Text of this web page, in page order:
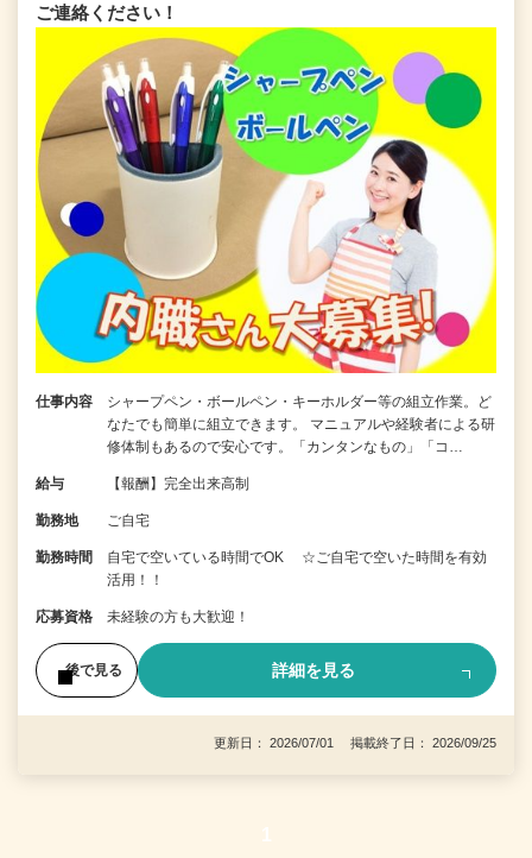
ご連絡ください！
仕事内容
シャープペン・ボールペン・キーホルダー等の組立作業。ど
なたでも簡単に組立できます。 マニュアルや経験者による研
修体制もあるので安心です。「カンタンなもの」「コ…
給与 【報酬】完全出来高制
勤務地 ご自宅
勤務時間
自宅で空いている時間でOK ☆ご自宅で空いた時間を有効
活用！！
応募資格 未経験の方も大歓迎！
後で見る 詳細を見る
更新日： 2026/07/01 掲載終了日： 2026/09/25